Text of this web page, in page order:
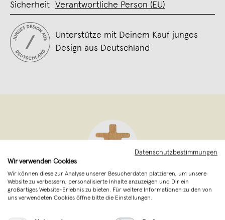
Sicherheit Verantwortliche Person (EU)
Unterstütze mit Deinem Kauf junges
Design aus Deutschland
Neue Freunde,Frankfurt
verkauft seit November 2018
Datenschutzbestimmungen
Wir verwenden Cookies
Wir können diese zur Analyse unserer Besucherdaten platzieren, um unsere
Website zu verbessern, personalisierte Inhalte anzuzeigen und Dir ein
großartiges Website-Erlebnis zu bieten. Für weitere Informationen zu den von
uns verwendeten Cookies öffne bitte die Einstellungen.